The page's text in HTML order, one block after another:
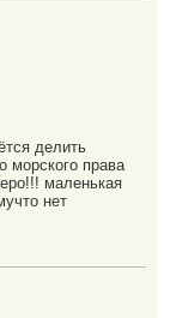
делить
морского права
маленькая
нет